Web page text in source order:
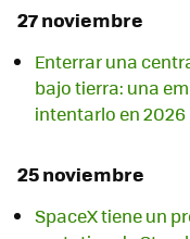
27 noviembre
Enterrar una
bajo tierra: una
intentarlo en 2026
25 noviembre
SpaceX tiene un